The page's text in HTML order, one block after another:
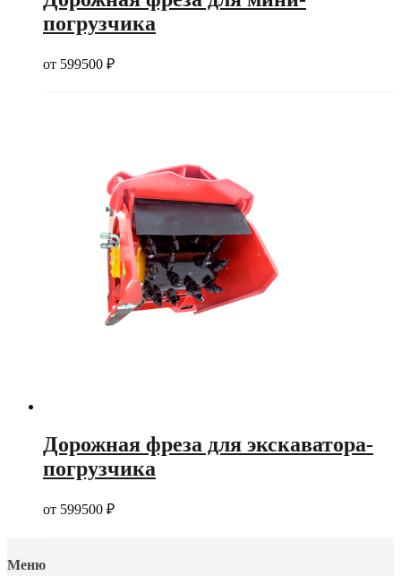
погрузчика
от 599500 ₽
Дорожная фреза для экскаватора-
погрузчика
от 599500 ₽
Меню